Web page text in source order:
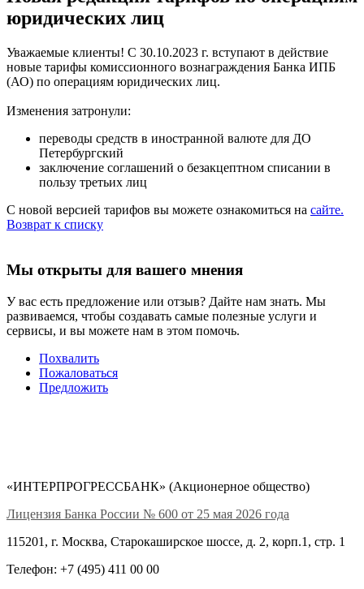
юридических лиц
Уважаемые клиенты! С 30.10.2023 г. вступают в действие
новые тарифы комиссионного вознаграждения Банка ИПБ
(АО) по операциям юридических лиц.
Изменения затронули:
переводы средств в иностранной валюте для ДО
Петербургский
заключение соглашений о безакцептном списании в
пользу третьих лиц
С новой версией тарифов вы можете ознакомиться на сайте.
Возврат к списку
Мы открыты для вашего мнения
У вас есть предложение или отзыв? Дайте нам знать. Мы
развиваемся, чтобы создавать самые полезные услуги и
сервисы, и вы можете нам в этом помочь.
Похвалить
Пожаловаться
Предложить
«ИНТЕРПРОГРЕССБАНК» (Акционерное общество)
Лицензия Банка России № 600 от 25 мая 2026 года
115201, г. Москва, Старокаширское шоссе, д. 2, корп.1, стр. 1
Телефон: +7 (495) 411 00 00